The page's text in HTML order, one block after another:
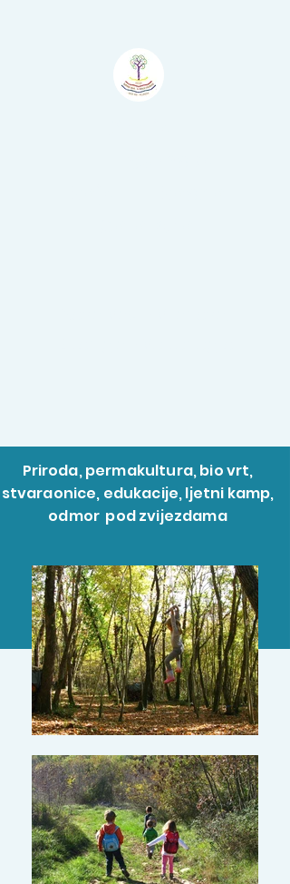
Priroda, permakultura, bio vrt,
stvaraonice, edukacije, ljetni kamp,
odmor pod zvijezdama